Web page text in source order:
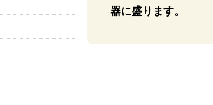
器に盛ります。